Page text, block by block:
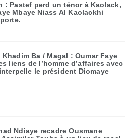
: Pastef perd un ténor à Kaolack,
Mbaye Niass Al Kaolackhi
Ba / Magal : Oumar Faye
liens de l’homme d’affaires avec
le président Diomaye
Ndiaye recadre Ousmane